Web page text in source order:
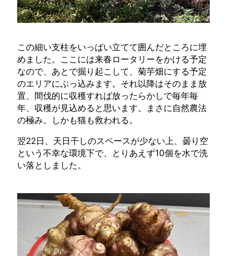
この細い支柱をいっぱい立てて囲んだところに埋
めました。ここには来春ロータリーをかける予定
なので、あとで掘り起こして、菊芋畑にする予定
のエリアにぶっ込みます。それ以降はそのまま放
置、間伐的に収穫すれば放ったらかしで毎年毎
年、収穫が見込めると思います。まさに自然農法
の極み。しかも猫も救われる。
翌22日、天日干しのスペースが少ない上、曇り空
という不幸な環境下で、とりあえず10個を水で洗
い落としました。